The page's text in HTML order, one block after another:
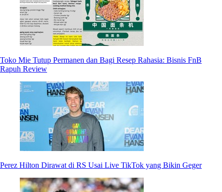
Toko Mie Tutup Permanen dan Bagi Resep Rahasia: Bisnis FnB
Rapuh Review
Perez Hilton Dirawat di RS Usai Live TikTok yang Bikin Geger